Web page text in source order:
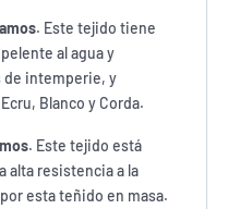
. Este tejido tiene
al agua y
de intemperie, y
Blanco y Corda.
. Este tejido está
alta resistencia a la
esta teñido en masa.